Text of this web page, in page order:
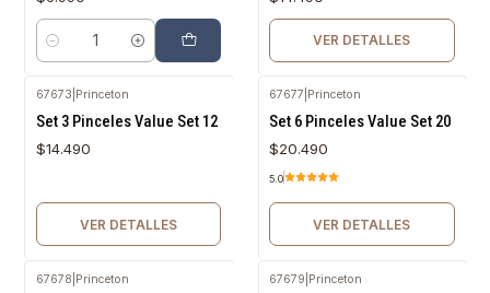
Cantidad
VER DETALLES
67673 Princeton
Set 3 Pinceles Value Set 12
$14.490
VER DETALLES
67677 Princeton
Set 6 Pinceles Value Set 20
$20.490
5.0
VER DETALLES
67678 Princeton 67679 Princeton